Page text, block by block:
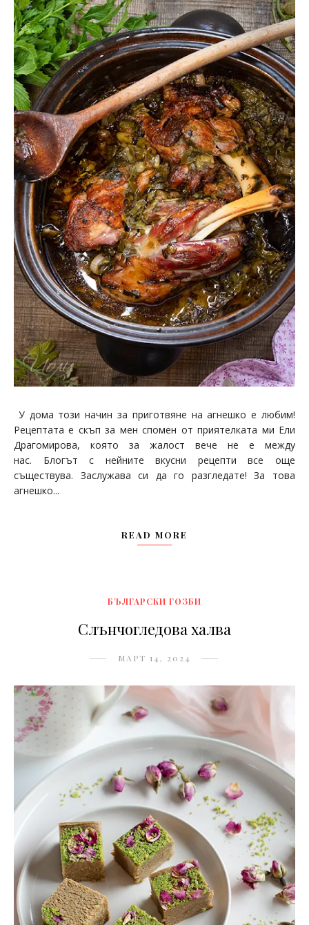
У дома този начин за приготвяне на агнешко е любим!
Рецептата е скъп за мен спомен от приятелката ми Ели
Драгомирова, която за жалост вече не е между
нас. Блогът с нейните вкусни рецепти все още
съществува. Заслужава си да го разгледате! За това
агнешко...
READ MORE
БЪЛГАРСКИ ГОЗБИ
Слънчогледова халва
МАРТ 14, 2024